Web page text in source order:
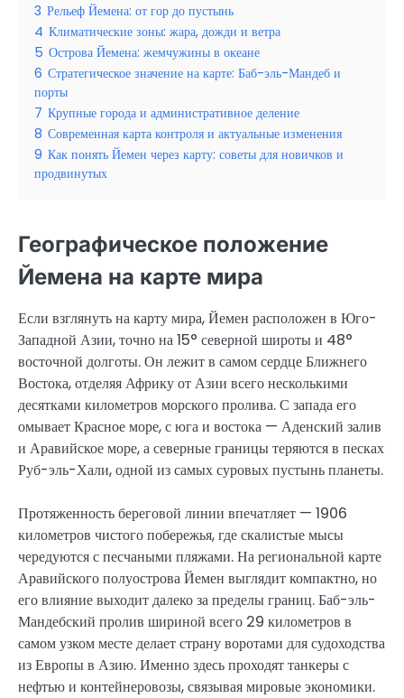
3 Рельеф Йемена: от гор до пустынь
4 Климатические зоны: жара, дожди и ветра
5 Острова Йемена: жемчужины в океане
6 Стратегическое значение на карте: Баб-эль-Мандеб и
порты
7 Крупные города и административное деление
8 Современная карта контроля и актуальные изменения
9 Как понять Йемен через карту: советы для новичков и
продвинутых
Географическое положение
Йемена на карте мира
Если взглянуть на карту мира, Йемен расположен в Юго-
Западной Азии, точно на 15° северной широты и 48°
восточной долготы. Он лежит в самом сердце Ближнего
Востока, отделяя Африку от Азии всего несколькими
десятками километров морского пролива. С запада его
омывает Красное море, с юга и востока — Аденский залив
и Аравийское море, а северные границы теряются в песках
Руб-эль-Хали, одной из самых суровых пустынь планеты.
Протяженность береговой линии впечатляет — 1906
километров чистого побережья, где скалистые мысы
чередуются с песчаными пляжами. На региональной карте
Аравийского полуострова Йемен выглядит компактно, но
его влияние выходит далеко за пределы границ. Баб-эль-
Мандебский пролив шириной всего 29 километров в
самом узком месте делает страну воротами для судоходства
из Европы в Азию. Именно здесь проходят танкеры с
нефтью и контейнеровозы, связывая мировые экономики.